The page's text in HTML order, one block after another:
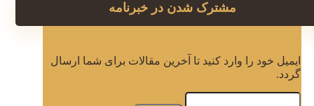
مشترک شدن در خبرنامه
ایمیل خود را وارد کنید تا آخرین مقالات برای شما ارسال
گردد.